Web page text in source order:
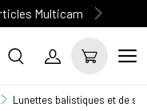
Multicam
Lunettes balistiques et de